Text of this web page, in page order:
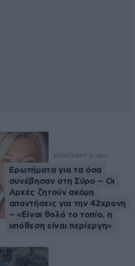
ΚΟΙΝΩΝΙΑ7 λ. πριν
Ερωτήματα για τα όσα
συνέβησαν στη Σύρο – Οι
Αρχές ζητούν ακόμη
απαντήσεις για την 42χρονη
– «Είναι θολό το τοπίο, η
υπόθεση είναι περίεργη»